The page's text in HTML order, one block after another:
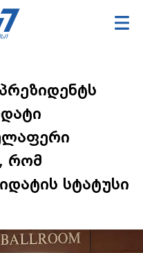
რომ
სტატუსი